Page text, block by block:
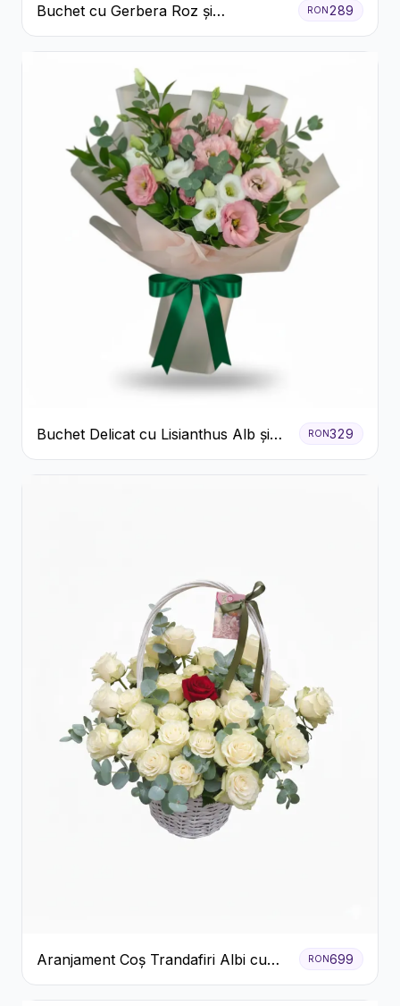
Buchet cu Gerbera Roz și
Crizanteme Verzi
RON 289
Buchet Delicat cu Lisianthus Alb și
Roz
RON329
Aranjament Coș Trandafiri Albi cu
Accent Roșu
RON699